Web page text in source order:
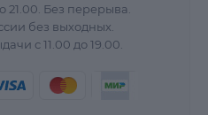
21.00. Без перерыва.
без выходных.
с 11.00 до 19.00.